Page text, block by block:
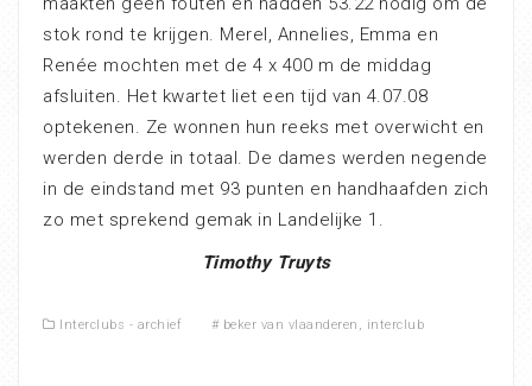
stok rond te krijgen. Merel, Annelies, Emma en
Renée mochten met de 4 x 400 m de middag
afsluiten. Het kwartet liet een tijd van 4.07.08
optekenen. Ze wonnen hun reeks met overwicht en
werden derde in totaal. De dames werden negende
in de eindstand met 93 punten en handhaafden zich
zo met sprekend gemak in Landelijke 1.
Timothy Truyts
Interclubs - archief # beker van vlaanderen , interclub